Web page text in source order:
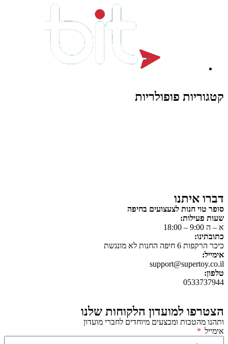
קטגוריות פופולריות
דברו איתנו
סופר טוי חנות לצעצועים בחיפה
שעות פעילות:
א – ה 9:00 – 18:00
כתובתינו:
כיכר הרקפות 6 חיפה החנות לא מונגשת
אימייל:
support@supertoy.co.il
טלפון:
0533737944
הצטרפו למועדון הלקוחות שלנו
ותהנו מהטבות ומבצעים מיוחדים לחברי מועדון
אימייל